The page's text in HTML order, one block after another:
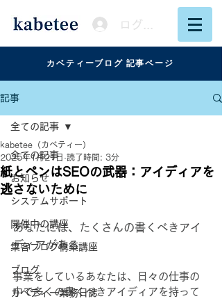
ログイン
カベティーブログ 記事ページ
記事
全ての記事
お知らせ
システムサポート
開催中の講座
集客ブログ構築講座
ブログ
カベティー業務日誌
全ての記事
紙とペンはSEOの武器：アイディアを
逃さないために
kabetee（カベティー）
2025年1月21日 読了時間: 3分
あなたには、たくさんの書くべきアイ
ディアがある
事業をしているあなたは、日々の仕事の
中で多くの書くべきアイディアを持って